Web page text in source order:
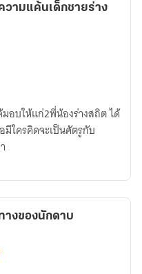
ามแค้นเด็กชายร่าง
อบให้แก่2พี่น้องร่างสถิต ได้
ใครคิดจะเป็นศัตรูกับ
างของนักดาบ